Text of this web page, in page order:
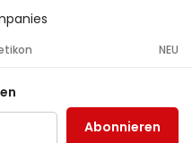
NEU
Abonnieren